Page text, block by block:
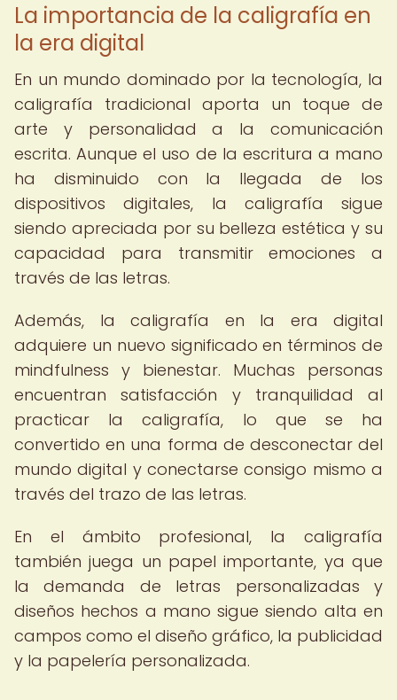
La importancia de la caligrafía en
la era digital
En un mundo dominado por la tecnología, la
caligrafía tradicional aporta un toque de
arte y personalidad a la comunicación
escrita. Aunque el uso de la escritura a mano
ha disminuido con la llegada de los
dispositivos digitales, la caligrafía sigue
siendo apreciada por su belleza estética y su
capacidad para transmitir emociones a
través de las letras.
Además, la caligrafía en la era digital
adquiere un nuevo significado en términos de
mindfulness y bienestar. Muchas personas
encuentran satisfacción y tranquilidad al
practicar la caligrafía, lo que se ha
convertido en una forma de desconectar del
mundo digital y conectarse consigo mismo a
través del trazo de las letras.
En el ámbito profesional, la caligrafía
también juega un papel importante, ya que
la demanda de letras personalizadas y
diseños hechos a mano sigue siendo alta en
campos como el diseño gráfico, la publicidad
y la papelería personalizada.